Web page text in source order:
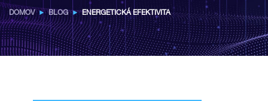
DOMOV BLOG ENERGETICKÁ EFEKTIVITA